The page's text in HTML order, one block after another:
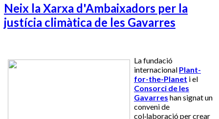
Neix la Xarxa d'Ambaixadors per la
justícia climàtica de les Gavarres
La fundació
internacional Plant-
for-the-Planet i el
Consorci de les
Gavarres han signat un
conveni de
col·laboració per crear